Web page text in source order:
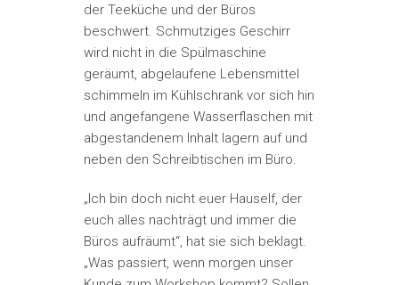
der Teeküche und der Büros
beschwert. Schmutziges Geschirr
wird nicht in die Spülmaschine
geräumt, abgelaufene Lebensmittel
schimmeln im Kühlschrank vor sich hin
und angefangene Wasserflaschen mit
abgestandenem Inhalt lagern auf und
neben den Schreibtischen im Büro.
„Ich bin doch nicht euer Hauself, der
euch alles nachträgt und immer die
Büros aufräumt“, hat sie sich beklagt.
„Was passiert, wenn morgen unser